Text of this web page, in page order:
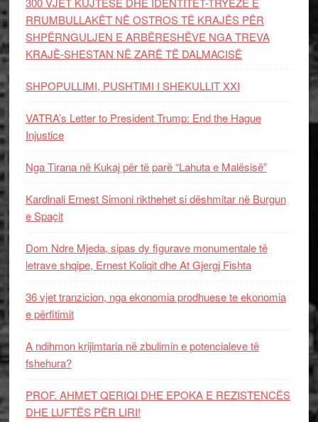
RRUMBULLAKËT NË OSTROS TË KRAJËS PËR
SHPËRNGULJEN E ARBËRESHËVE NGA TREVA
KRAJË-SHESTAN NË ZARË TË DALMACISË
SHPOPULLIMI, PUSHTIMI I SHEKULLIT XXI
VATRA’s Letter to President Trump: End the Hague
Injustice
Nga Tirana në Kukaj për të parë “Lahuta e Malësisë”
Kardinali Ernest Simoni rikthehet si dëshmitar në Burgun
e Spaçit
Dom Ndre Mjeda, sipas dy figurave monumentale të
letrave shqipe, Ernest Koliqit dhe At Gjergj Fishta
36 vjet tranzicion, nga ekonomia prodhuese te ekonomia
e përfitimit
A ndihmon krijimtaria në zbulimin e potencialeve të
fshehura?
PROF. AHMET QERIQI DHE EPOKA E REZISTENCЁS
DHE LUFTЁS PЁR LIRI!